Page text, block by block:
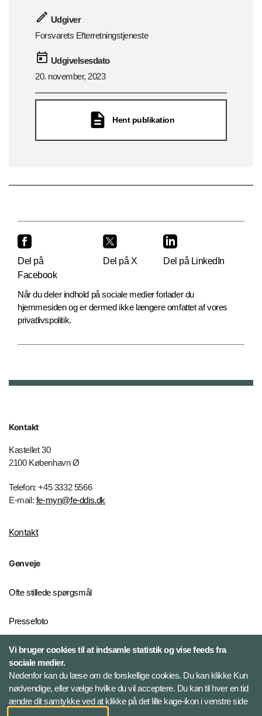
Udgiver
Forsvarets Efterretningstjeneste
Udgivelsesdato
20. november, 2023
Hent publikation
Del på
Facebook
Del på X Del på LinkedIn
Når du deler indhold på sociale medier forlader du
hjemmesiden og er dermed ikke længere omfattet af vores
privatlivspolitik.
Kontakt
Kastellet 30
2100 København Ø
Telefon: +45 3332 5566
E-mail: fe-myn@fe-ddis.dk
Kontakt
Genveje
Ofte stillede spørgsmål
Pressefoto
Risiko- og trusselsvurderinger
Ekstern whistleblowerordning
for FE
Vi bruger cookies til at indsamle statistik og vise feeds fra
sociale medier.
Nedenfor kan du læse om de forskellige cookies. Du kan klikke Kun
nødvendige, eller vælge hvilke du vil acceptere. Du kan til hver en tid
ændre dit samtykke ved at klikke på det lille kage-ikon i venstre side